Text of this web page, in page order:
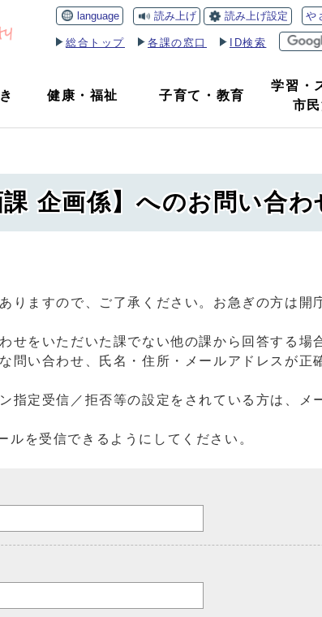
language 読み上げ 読み上げ設定 や
総合トップ 各課の窓口 ID検索
健康 ・福祉 子育て ・ 教育
学習・
市
課 企画係】へのお問い合わ
りますので、ご了承ください。お急ぎの方は
せをいただいた課でない他の課から回答する場
問い合わせ、氏名・住所・メールアドレスが
指定受信／拒否等の設定をされている方は、
を受信できるようにしてください。